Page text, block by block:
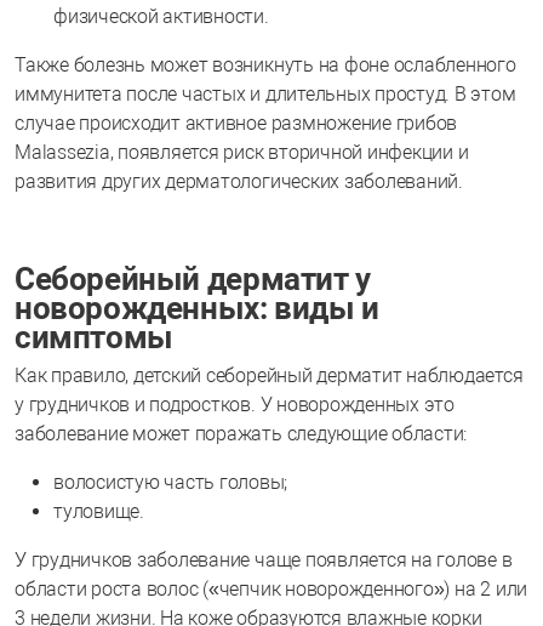
физической активности.
Также болезнь может возникнуть на фоне ослабленного
иммунитета после частых и длительных простуд. В этом
случае происходит активное размножение грибов
Malassezia, появляется риск вторичной инфекции и
развития других дерматологических заболеваний.
Себорейный дерматит у
новорожденных: виды и
симптомы
Как правило, детский себорейный дерматит наблюдается
у грудничков и подростков. У новорожденных это
заболевание может поражать следующие области:
волосистую часть головы;
туловище.
У грудничков заболевание чаще появляется на голове в
области роста волос («чепчик новорожденного») на 2 или
3 недели жизни. На коже образуются влажные корки